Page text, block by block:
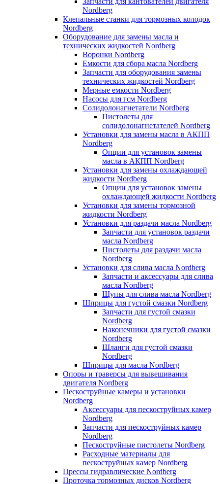
Nordberg
Клепальные станки для тормозных колодок
Nordberg
Оборудование для замены масла и
технических жидкостей Nordberg
Воронки Nordberg
Емкости для сбора масла Nordberg
Запчасти для оборудования замены
технических жидкостей Nordberg
Мерные емкости Nordberg
Насосы для гсм Nordberg
Солидолонагнетатели Nordberg
Пистолеты для
солидолонагнетателей Nordberg
Установки для замены масла в АКПП
Nordberg
Опции для установок замены
масла в АКПП Nordberg
Установки для замены охлаждающей
жидкости Nordberg
Опции для установок замены
охлаждающей жидкости Nordberg
Установки для замены тормозной
жидкости Nordberg
Установки для раздачи масла Nordberg
Запчасти для установок раздачи
масла Nordberg
Пистолеты для раздачи масла
Nordberg
Установки для слива масла Nordberg
Запчасти и аксессуары для слива
масла Nordberg
Щупы для слива масла Nordberg
Шприцы для густой смазки Nordberg
Запчасти для густой смазки
Nordberg
Наконечники для густой смазки
Nordberg
Шланги для густой смазки
Nordberg
Шприцы для масла Nordberg
Опоры и траверсы для вывешивания
двигателя Nordberg
Пескоструйные камеры и установки
Nordberg
Аксессуары для пескоструйных камер
Nordberg
Запчасти для пескоструйных камер
Nordberg
Пескоструйные пистолеты Nordberg
Расходные материалы для
пескоструйных камер Nordberg
Прессы гидравлические Nordberg
Проточка тормозных дисков Nordberg